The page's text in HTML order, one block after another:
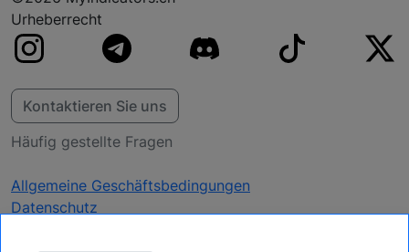
Urheberrecht
Kontaktieren Sie uns
Häufig gestellte Fragen
Allgemeine Geschäftsbedingungen
Datenschutz